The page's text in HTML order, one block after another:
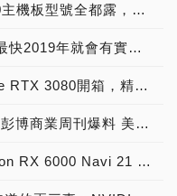
Intel 400晶片組家族、對應Z490主機板型號全都露，搭配10代Comet Lake-S處理器必備
WPA3加密協定進入認證階段，最快2019年就會有實體產品推出
NVIDIA官方公開創始版GeForce RTX 3080開箱，精緻質感包裝顯卡橫向放置
《Bloomberg BusinessWeek》彭博商業周刊爆料 美超微伺服器主機板 黑客門 被偷裝間諜晶片，《Apple、Amazon、SuperMicro》發表聲明駁斥 報導不屬實 精心編造
這時脈很瘋狂！據傳AMD Radeon RX 6000 Navi 21 XT時脈將高達2.4 GHz?!